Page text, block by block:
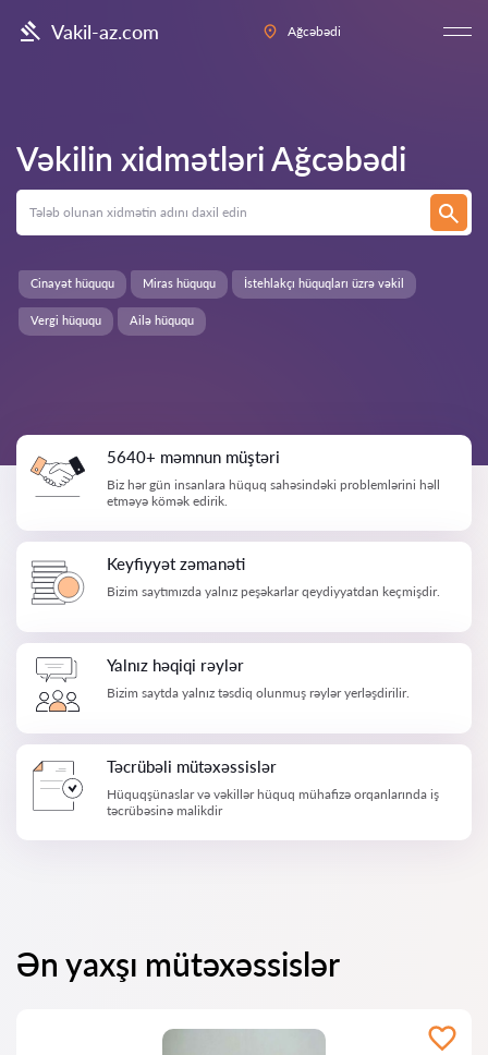
Vakil-az.com Ağcəbədi
Vəkilin xidmətləri Ağcəbədi
Ailə hüququ
Cinayət hüququ Miras hüququ İstehlakçı hüquqları üzrə vəkil
Vergi hüququ
5640+ məmnun müştəri
Biz hər gün insanlara hüquq sahəsindəki problemlərini həll
etməyə kömək edirik.
Keyfiyyət zəmanəti
Bizim saytımızda yalnız peşəkarlar qeydiyyatdan keçmişdir.
Yalnız həqiqi rəylər
Bizim saytda yalnız təsdiq olunmuş rəylər yerləşdirilir.
Təcrübəli mütəxəssislər
Hüquqşünaslar və vəkillər hüquq mühafizə orqanlarında iş
təcrübəsinə malikdir
Ən yaxşı mütəxəssislər